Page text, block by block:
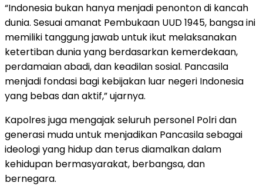
“Indonesia bukan hanya menjadi penonton di kancah
dunia. Sesuai amanat Pembukaan UUD 1945, bangsa ini
memiliki tanggung jawab untuk ikut melaksanakan
ketertiban dunia yang berdasarkan kemerdekaan,
perdamaian abadi, dan keadilan sosial. Pancasila
menjadi fondasi bagi kebijakan luar negeri Indonesia
yang bebas dan aktif,” ujarnya.
Kapolres juga mengajak seluruh personel Polri dan
generasi muda untuk menjadikan Pancasila sebagai
ideologi yang hidup dan terus diamalkan dalam
kehidupan bermasyarakat, berbangsa, dan
bernegara.